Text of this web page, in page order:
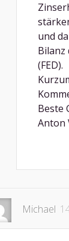
und
Bilanz
(FED).
Beste
Anton
Michael